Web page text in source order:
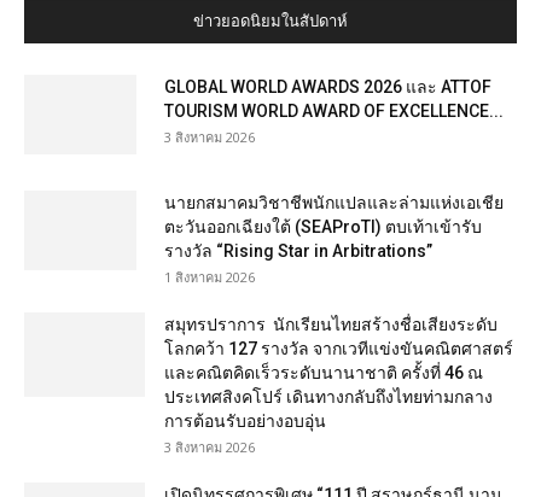
ข่าวยอดนิยมในสัปดาห์
GLOBAL WORLD AWARDS 2026 และ ATTOF
TOURISM WORLD AWARD OF EXCELLENCE...
3 สิงหาคม 2026
นายกสมาคมวิชาชีพนักแปลและล่ามแห่งเอเชีย
ตะวันออกเฉียงใต้ (SEAProTI) ตบเท้าเข้ารับ
รางวัล “Rising Star in Arbitrations”
1 สิงหาคม 2026
สมุทรปราการ นักเรียนไทยสร้างชื่อเสียงระดับ
โลกคว้า 127 รางวัล จากเวทีแข่งขันคณิตศาสตร์
และคณิตคิดเร็วระดับนานาชาติ ครั้งที่ 46 ณ
ประเทศสิงคโปร์ เดินทางกลับถึงไทยท่ามกลาง
การต้อนรับอย่างอบอุ่น
3 สิงหาคม 2026